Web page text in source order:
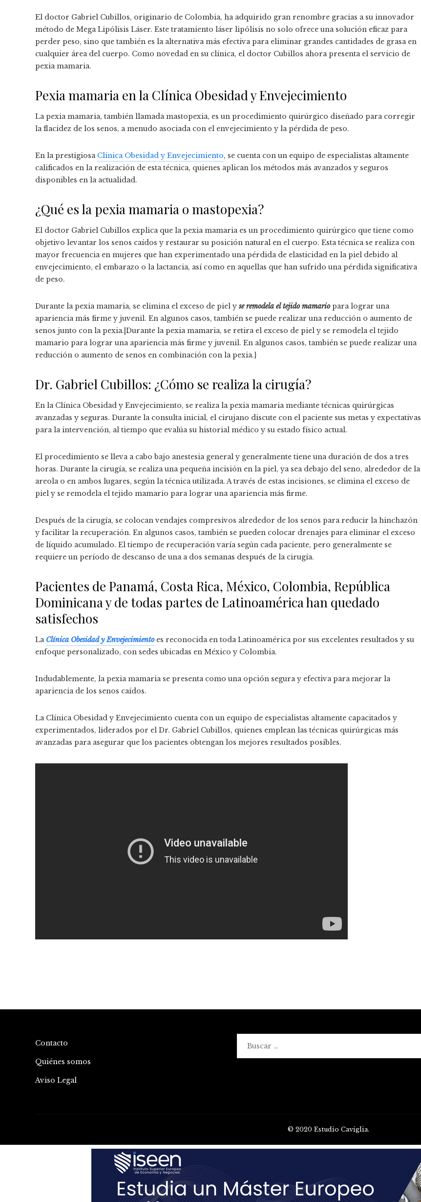
El doctor Gabriel Cubillos, originario de Colombia, ha adquirido gran renombre gracias a su innovador
método de Mega Lipólisis Láser. Este tratamiento láser lipólisis no solo ofrece una solución eficaz para
perder peso, sino que también es la alternativa más efectiva para eliminar grandes cantidades de grasa en
cualquier área del cuerpo. Como novedad en su clínica, el doctor Cubillos ahora presenta el servicio de
pexia mamaria.
Pexia mamaria en la Clínica Obesidad y Envejecimiento
La pexia mamaria, también llamada mastopexia, es un procedimiento quirúrgico diseñado para corregir
la flacidez de los senos, a menudo asociada con el envejecimiento y la pérdida de peso.
En la prestigiosa Clínica Obesidad y Envejecimiento, se cuenta con un equipo de especialistas altamente
calificados en la realización de esta técnica, quienes aplican los métodos más avanzados y seguros
disponibles en la actualidad.
¿Qué es la pexia mamaria o mastopexia?
El doctor Gabriel Cubillos explica que la pexia mamaria es un procedimiento quirúrgico que tiene como
objetivo levantar los senos caídos y restaurar su posición natural en el cuerpo. Esta técnica se realiza con
mayor frecuencia en mujeres que han experimentado una pérdida de elasticidad en la piel debido al
envejecimiento, el embarazo o la lactancia, así como en aquellas que han sufrido una pérdida significativa
de peso.
Durante la pexia mamaria, se elimina el exceso de piel yse remodela el tejido mamariopara lograr una
apariencia más firme y juvenil. En algunos casos, también se puede realizar una reducción o aumento de
senos junto con la pexia.|Durante la pexia mamaria, se retira el exceso de piel y se remodela el tejido
mamario para lograr una apariencia más firme y juvenil. En algunos casos, también se puede realizar una
reducción o aumento de senos en combinación con la pexia.}
Dr. Gabriel Cubillos: ¿Cómo se realiza la cirugía?
En la Clínica Obesidad y Envejecimiento, se realiza la pexia mamaria mediante técnicas quirúrgicas
avanzadas y seguras. Durante la consulta inicial, el cirujano discute con el paciente sus metas y expectativas
para la intervención, al tiempo que evalúa su historial médico y su estado físico actual.
El procedimiento se lleva a cabo bajo anestesia general y generalmente tiene una duración de dos a tres
horas. Durante la cirugía, se realiza una pequeña incisión en la piel, ya sea debajo del seno, alrededor de la
areola o en ambos lugares, según la técnica utilizada. A través de estas incisiones, se elimina el exceso de
piel y se remodela el tejido mamario para lograr una apariencia más firme.
Después de la cirugía, se colocan vendajes compresivos alrededor de los senos para reducir la hinchazón
y facilitar la recuperación. En algunos casos, también se pueden colocar drenajes para eliminar el exceso
de líquido acumulado. El tiempo de recuperación varía según cada paciente, pero generalmente se
requiere un período de descanso de una a dos semanas después de la cirugía.
Pacientes de Panamá, Costa Rica, México, Colombia, República
Dominicana y de todas partes de Latinoamérica han quedado
satisfechos
La Clínica Obesidad y Envejecimientoes reconocida en toda Latinoamérica por sus excelentes resultados y su
enfoque personalizado, con sedes ubicadas en México y Colombia.
Indudablemente, la pexia mamaria se presenta como una opción segura y efectiva para mejorar la
apariencia de los senos caídos.
La Clínica Obesidad y Envejecimiento cuenta con un equipo de especialistas altamente capacitados y
experimentados, liderados por el Dr. Gabriel Cubillos, quienes emplean las técnicas quirúrgicas más
avanzadas para asegurar que los pacientes obtengan los mejores resultados posibles.
Contacto
Quiénes somos
Aviso Legal
© 2020 Estudio Caviglia.